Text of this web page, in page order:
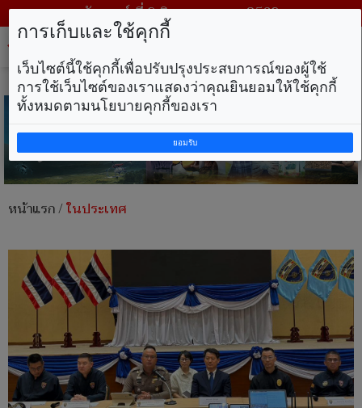
วันเสาร์ ที่ 8 สิงหาคม พ.ศ. 2569
หน้าแรก/ในประเทศ
การเก็บและใช้คุกกี้
เว็บไซต์นี้ใช้คุกกี้เพื่อปรับปรุงประสบการณ์ของผู้ใช้
การใช้เว็บไซต์ของเราแสดงว่าคุณยินยอมให้ใช้คุกกี้
ทั้งหมดตามนโยบายคุกกี้ของเรา
ยอมรับ